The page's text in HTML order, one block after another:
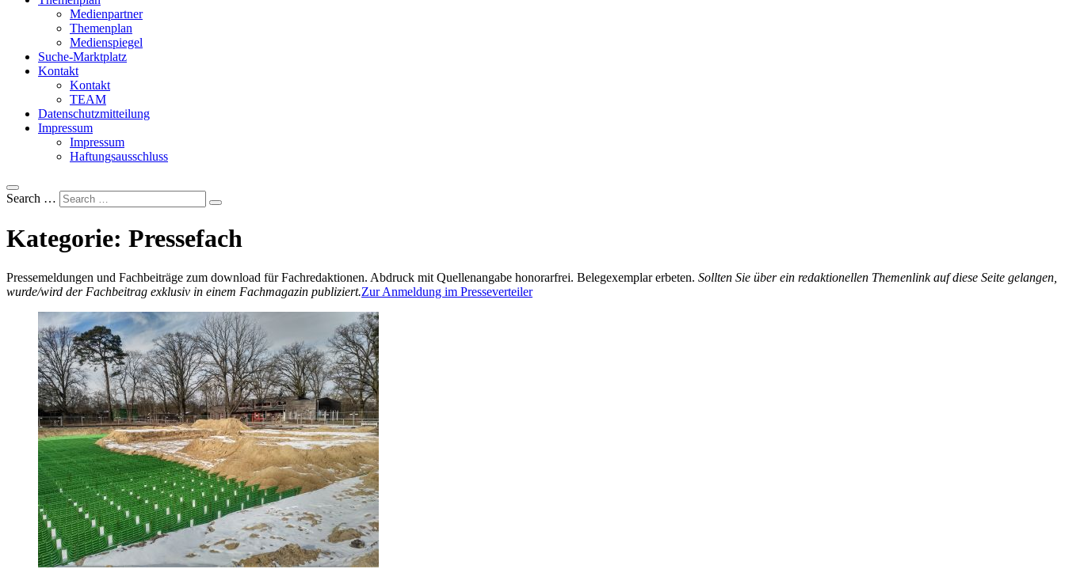
Medienpartner
Themenplan
Medienspiegel
Suche-Marktplatz
Kontakt
Kontakt
TEAM
Datenschutzmitteilung
Impressum
Impressum
Haftungsausschluss
Search …
Kategorie: Pressefach
Pressemeldungen und Fachbeiträge zum download für Fachredaktionen. Abdruck mit Quellenangabe honorarfrei. Belegexemplar erbeten. Sollten Sie über ein redaktionellen Themenlink auf diese Seite gelangen,
wurde/wird der Fachbeitrag exklusiv in einem Fachmagazin publiziert.Zur Anmeldung im Presseverteiler